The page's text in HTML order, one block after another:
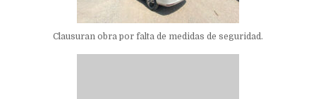
Clausuran obra por falta de medidas de seguridad.